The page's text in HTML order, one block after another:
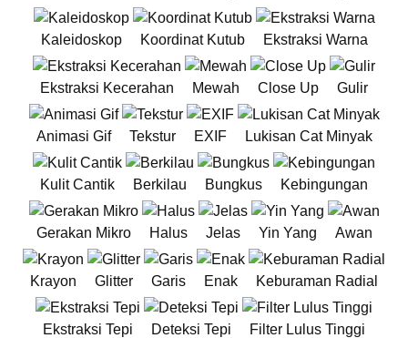
Kaleidoskop Koordinat Kutub Ekstraksi Warna
Ekstraksi Kecerahan Mewah Close Up Gulir
Animasi Gif Tekstur EXIF Lukisan Cat Minyak
Kulit Cantik Berkilau Bungkus Kebingungan
Gerakan Mikro Halus Jelas Yin Yang Awan
Krayon Glitter Garis Enak Keburaman Radial
Ekstraksi Tepi Deteksi Tepi Filter Lulus Tinggi